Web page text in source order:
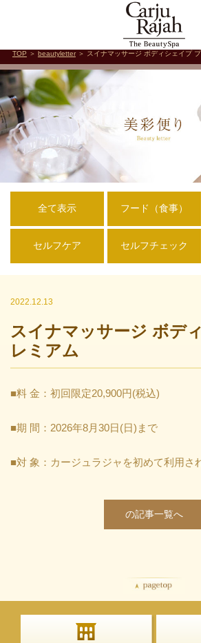
TOP ＞ beautyletter＞ スイナマッサージ ボディシェイプ
全て表示 フード（食事）
セルフケア セルフチェック
2022.12.13
スイナマッサージ ボデ
レミアム
■料 金：初回限定20,900円(税込)
■期 間：2026年8月30日(日)まで
■対 象：カージュラジャを初めて利用さ
の記事一覧へ